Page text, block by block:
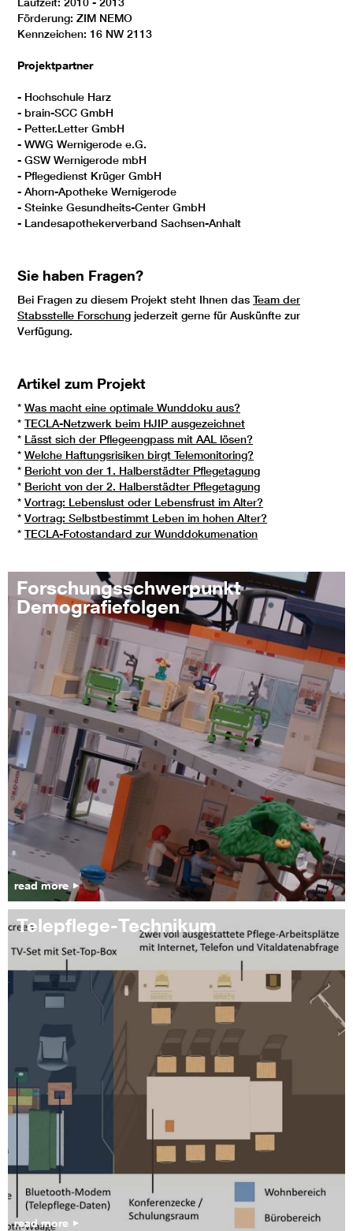
Förderung: ZIM NEMO
Kennzeichen: 16 NW 2113
Projektpartner
- Hochschule Harz
- brain-SCC GmbH
- Petter.Letter GmbH
- WWG Wernigerode e.G.
- GSW Wernigerode mbH
- Pflegedienst Krüger GmbH
- Ahorn-Apotheke Wernigerode
- Steinke Gesundheits-Center GmbH
- Landesapothekerverband Sachsen-Anhalt
Sie haben Fragen?
Bei Fragen zu diesem Projekt steht Ihnen das Team der
Stabsstelle Forschung jederzeit gerne für Auskünfte zur
Verfügung.
Artikel zum Projekt
* Was macht eine optimale Wunddoku aus?
* TECLA-Netzwerk beim HJIP ausgezeichnet
* Lässt sich der Pflegeengpass mit AAL lösen?
* Welche Haftungsrisiken birgt Telemonitoring?
* Bericht von der 1. Halberstädter Pflegetagung
* Bericht von der 2. Halberstädter Pflegetagung
* Vortrag: Lebenslust oder Lebensfrust im Alter?
* Vortrag: Selbstbestimmt Leben im hohen Alter?
* TECLA-Fotostandard zur Wunddokumenation
Forschungsschwerpunkt
Demografiefolgen
read more
Telepflege-Technikum
read more